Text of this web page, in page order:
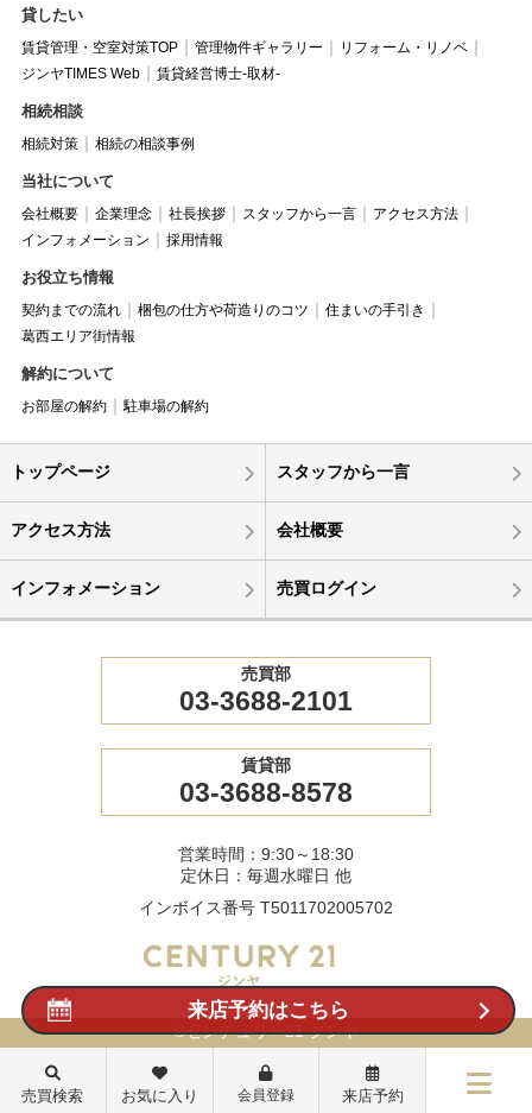
貸したい
賃貸管理・空室対策TOP 管理物件ギャラリー
リフォーム・リノベ
ジンヤTIMES Web
賃貸経営博士-取材-
相続相談
相続対策 相続の相談事例
当社について
会社概要 企業理念 社長挨拶 スタッフから一言
アクセス方法
インフォメーション
採用情報
お役立ち情報
契約までの流れ 梱包の仕方や荷造りのコツ
住まいの手引き
葛西エリア街情報
解約について
お部屋の解約 駐車場の解約
トップページ スタッフから一言
アクセス方法 会社概要
インフォメーション 売買ログイン
売買部
03-3688-2101
賃貸部
03-3688-8578
営業時間：9:30～18:30
定休日：毎週水曜日 他
インボイス番号 T5011702005702
©センチュリー21 ジンヤ
来店予約はこちら
売買検索 お気に入り 会員登録 来店予約